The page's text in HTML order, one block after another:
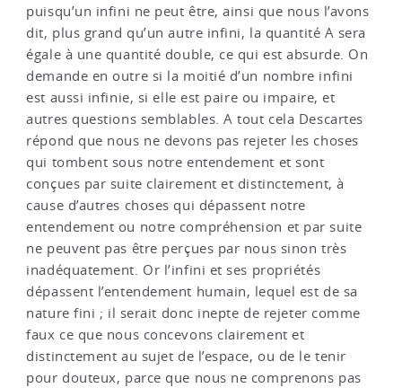
puisqu’un infini ne peut être, ainsi que nous l’avons
dit, plus grand qu’un autre infini, la quantité A sera
égale à une quantité double, ce qui est absurde. On
demande en outre si la moitié d’un nombre infini
est aussi infinie, si elle est paire ou impaire, et
autres questions semblables. A tout cela Descartes
répond que nous ne devons pas rejeter les choses
qui tombent sous notre entendement et sont
conçues par suite clairement et distinctement, à
cause d’autres choses qui dépassent notre
entendement ou notre compréhension et par suite
ne peuvent pas être perçues par nous sinon très
inadéquatement. Or l’infini et ses propriétés
dépassent l’entendement humain, lequel est de sa
nature fini ; il serait donc inepte de rejeter comme
faux ce que nous concevons clairement et
distinctement au sujet de l’espace, ou de le tenir
pour douteux, parce que nous ne comprenons pas